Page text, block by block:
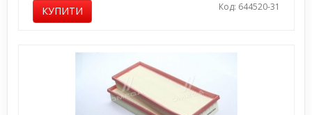
КУПИТИ Код: 644520-31